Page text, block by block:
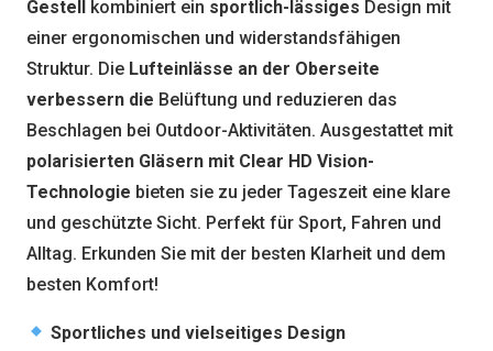
Gestell kombiniert ein sportlich-lässiges Design mit
einer ergonomischen und widerstandsfähigen
Struktur. Die Lufteinlässe an der Oberseite
verbessern die Belüftung und reduzieren das
Beschlagen bei Outdoor-Aktivitäten. Ausgestattet mit
polarisierten Gläsern mit Clear HD Vision-
Technologie bieten sie zu jeder Tageszeit eine klare
und geschützte Sicht. Perfekt für Sport, Fahren und
Alltag. Erkunden Sie mit der besten Klarheit und dem
besten Komfort!
Sportliches und vielseitiges Design